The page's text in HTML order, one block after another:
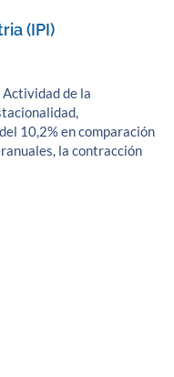
(IPI)
Actividad de la
10,2% en comparación
la contracción